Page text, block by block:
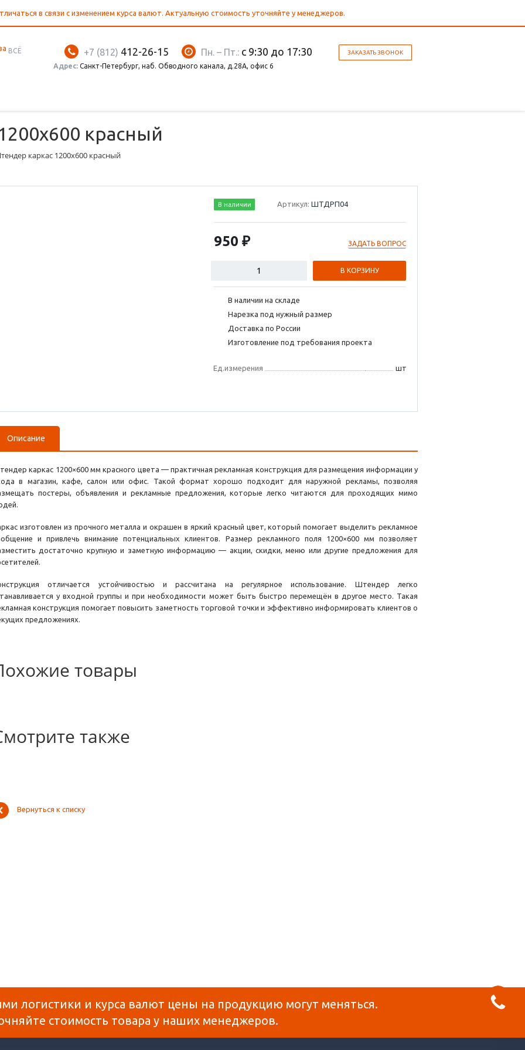
в связи с изменением курса валют. Актуальную стоимость уточняйте у менеджеров.
ВСЁ
ЗАКАЗАТЬ ЗВОНОК
Пн. – Пт.: с 9:30 до 17:30
+7 (812) 412-26-15
Адрес: Санкт-Петербург, наб. Обводного канала, д.28А, офис 6
красный
каркас 1200х600 красный
В наличии Артикул:ШТДРП04
950 ₽ ЗАДАТЬ ВОПРОС
В КОРЗИНУ
В наличии на складе
Нарезка под нужный размер
Доставка по России
Изготовление под требования проекта
Ед.измерения шт
Описание
каркас 1200×600 мм красного цвета — практичная рекламная конструкция для размещения информации у
в магазин, кафе, салон или офис. Такой формат хорошо подходит для наружной рекламы, позволяя
постеры, объявления и рекламные предложения, которые легко читаются для проходящих мимо
изготовлен из прочного металла и окрашен в яркий красный цвет, который помогает выделить рекламное
и привлечь внимание потенциальных клиентов. Размер рекламного поля 1200×600 мм позволяет
достаточно крупную и заметную информацию — акции, скидки, меню или другие предложения для
отличается устойчивостью и рассчитана на регулярное использование. Штендер легко
у входной группы и при необходимости может быть быстро перемещён в другое место. Такая
конструкция помогает повысить заметность торговой точки и эффективно информировать клиентов о
предложениях.
товары
также
Вернуться к списку
логистики и курса валют цены на продукцию могут меняться.
стоимость товара у наших менеджеров.